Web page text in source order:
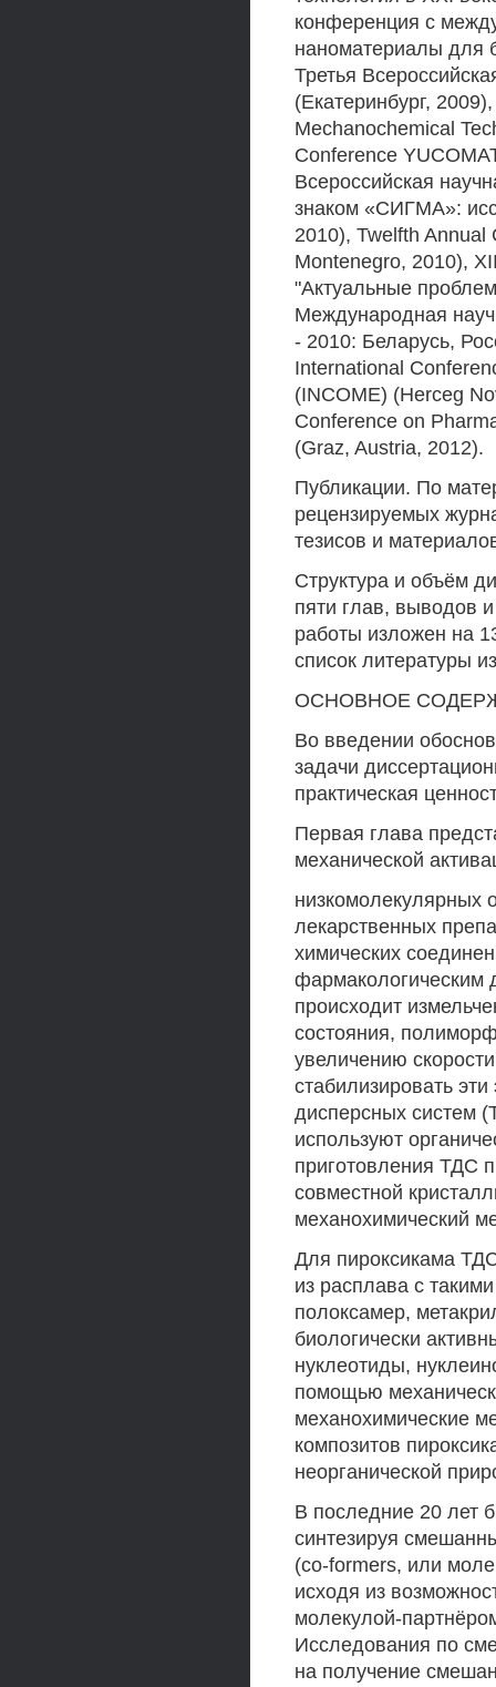
конференция с
наноматериалы для
Третья
(Екатеринбург,
Mechanochemical
Conference
Всероссийская
знаком «СИГМА»:
2010), Twelfth
Montenegro, 2010),
"Актуальные
Международная
- 2010: Беларусь,
International
(INCOME) (Herceg
Conference on
(Graz, Austria, 2012).
Публикации. По
рецензируемых
тезисов и
Структура и объём
пяти глав, выводов
работы изложен на
список литературы
ОСНОВНОЕ
Во введении
задачи
практическая
Первая глава
механической
низкомолекулярных
лекарственных
химических
фармакологическим
происходит
состояния,
увеличению
стабилизировать
дисперсных систем
используют
приготовления ТДС
совместной
механохимический
Для пироксикама
из расплава с
полоксамер,
биологически
нуклеотиды,
помощью
механохимические
композитов
неорганической
В последние 20 лет
синтезируя
(co-formers, или
исходя из
молекулой-
Исследования по
на получение